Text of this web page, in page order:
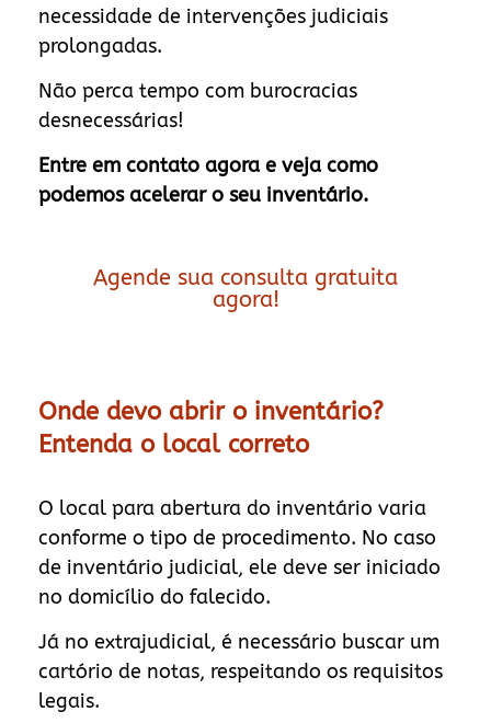
necessidade de intervenções judiciais
prolongadas.
Não perca tempo com burocracias
desnecessárias!
Entre em contato agora e veja como
podemos acelerar o seu inventário.
Agende sua consulta gratuita
agora!
Onde devo abrir o inventário?
Entenda o local correto
O local para abertura do inventário varia
conforme o tipo de procedimento. No caso
de inventário judicial, ele deve ser iniciado
no domicílio do falecido.
Já no extrajudicial, é necessário buscar um
cartório de notas, respeitando os requisitos
legais.